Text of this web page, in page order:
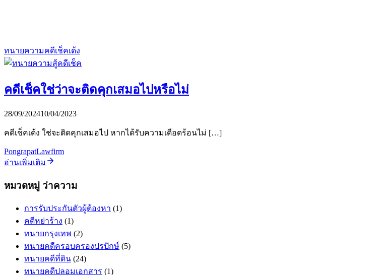
ทนายความคดีเช็คเด้ง
คดีเช็คใช่ว่าจะติดคุกเสมอไปหรือไม่
28/09/202410/04/2023
คดีเช็คเด้ง ใช่จะติดคุกเสมอไป หากได้รับความเดือดร้อนไม่ […]
PongrapatLawfirm
อ่านเพิ่มเติม
หมวดหมู่ ว่าความ
การรับประกันตัวผู้ต้องหา (1)
คดีหย่าร้าง (1)
ทนายกรุงเทพ (2)
ทนายคดีครอบครองปรปักษ์ (5)
ทนายคดีที่ดิน (24)
ทนายคดีปลอมเอกสาร (1)